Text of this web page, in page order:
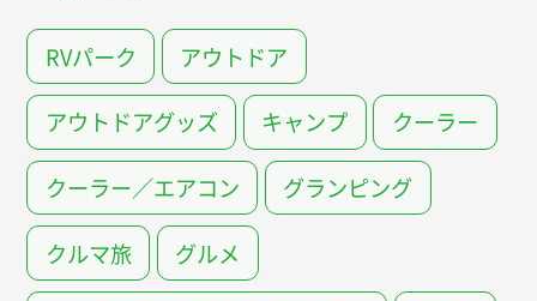
RVパーク アウトドア
アウトドアグッズ キャンプ クーラー
クーラー／エアコン グランピング
クルマ旅 グルメ